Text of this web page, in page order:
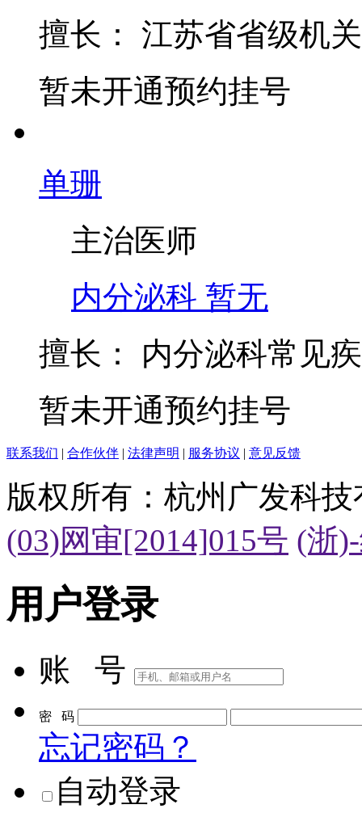
擅长：
江苏省省级机
暂未开通预约挂号
单珊
主治医师
内分泌科 暂无
擅长：
内分泌科常见
暂未开通预约挂号
联系我们 | 合作伙伴 | 法律声明 | 服务协议 | 意见反馈
版权所有：杭州广发科
(03)网审[2014]015号 (浙
用户登录
账 号
密 码
忘记密码？
自动登录